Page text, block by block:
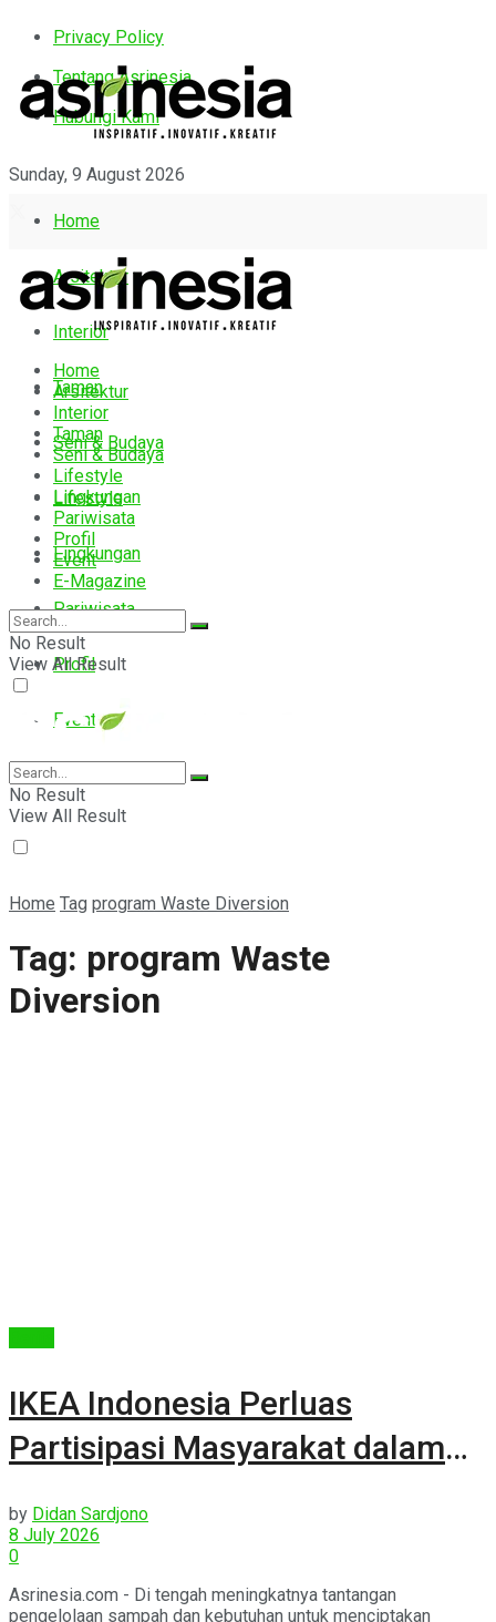
Privacy Policy
Tentang Asrinesia
Hubungi Kami
Sunday, 9 August 2026
Home
Arsitektur
Interior
Taman
Seni & Budaya
Lifestyle
Lingkungan
Pariwisata
Profil
Event
E-Magazine
Home
Arsitektur
Interior
Taman
Seni & Budaya
Lifestyle
Lingkungan
Pariwisata
Profil
Event
E-Magazine
No Result
View All Result
No Result
View All Result
Home Tag program Waste Diversion
Tag: program Waste
Diversion
IKEA Indonesia Perluas
Partisipasi Masyarakat dalam
by Didan Sardjono
8 July 2026
0
Asrinesia.com - Di tengah meningkatnya tantangan
pengelolaan sampah dan kebutuhan untuk menciptakan